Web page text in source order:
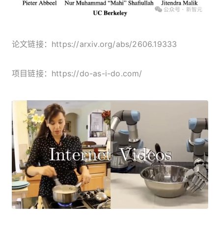
论文链接：https://arxiv.org/abs/2606.19333
项目链接：https://do-as-i-do.com/